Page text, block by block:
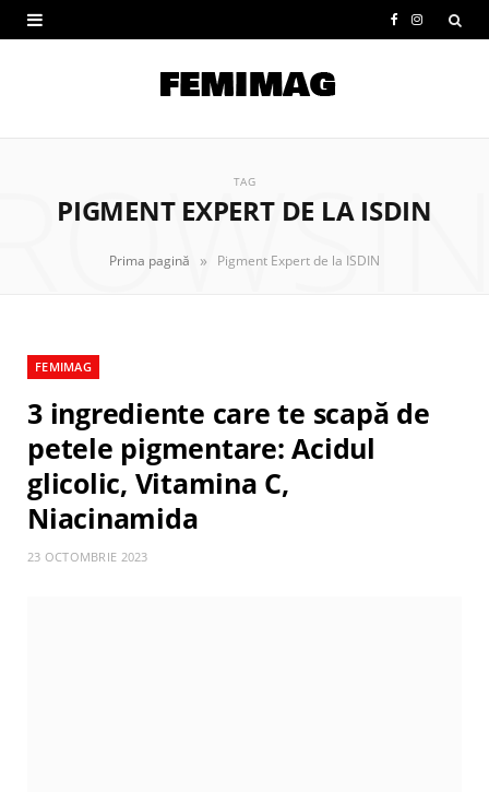
e
o
I
t
g
TAG
PIGMENT EXPERT DE LA ISDIN
Prima pagină » Pigment Expert de la ISDIN
FEMIMAG
3 ingrediente care te scapă de
petele pigmentare: Acidul
glicolic, Vitamina C,
Niacinamida
23 OCTOMBRIE 2023